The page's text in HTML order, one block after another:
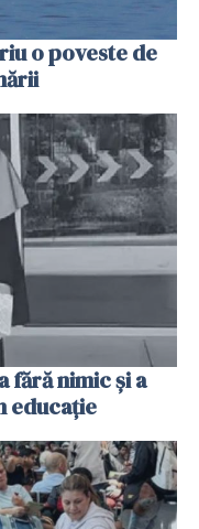
o poveste de
fără nimic și a
educație